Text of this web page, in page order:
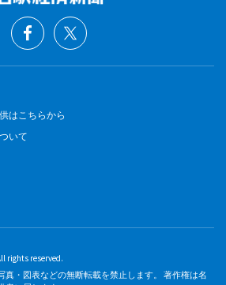
はこちらから
いて
rights reserved.
真・図表などの無断転載を禁止します。 著作権は名